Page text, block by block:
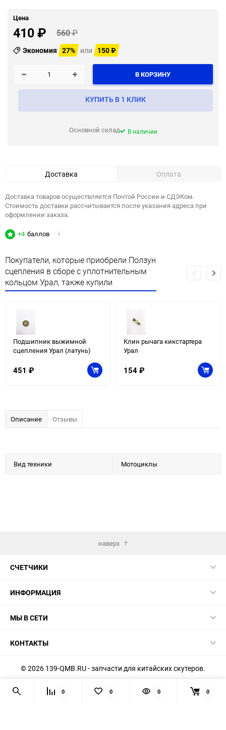
Цена
410₽ 560₽
Экономия 27% или 150₽
В КОРЗИНУ
КУПИТЬ В 1 КЛИК
Основной склад В наличии
Доставка Оплата
Доставка товаров осуществляется Почтой России и СДЭКом.
Стоимость доставки рассчитывается после указания адреса при
оформлении заказа.
+4 баллов ?
Покупатели, которые приобрели Ползун
сцепления в сборе с уплотнительным
кольцом Урал, также купили
Подшипник выжимной
сцепления Урал (латунь)
451 ₽
Клин рычага кикстартера
Урал
154 ₽
Описание Отзывы
Вид техники Мотоциклы
наверх
СЧЕТЧИКИ
ИНФОРМАЦИЯ
МЫ В СЕТИ
КОНТАКТЫ
© 2026 139-QMB.RU - запчасти для китайских скутеров.
Мы получаем и обрабатываем персональные данные
посетителей нашего сайта в соответствии с
официальной
0 0 0 0